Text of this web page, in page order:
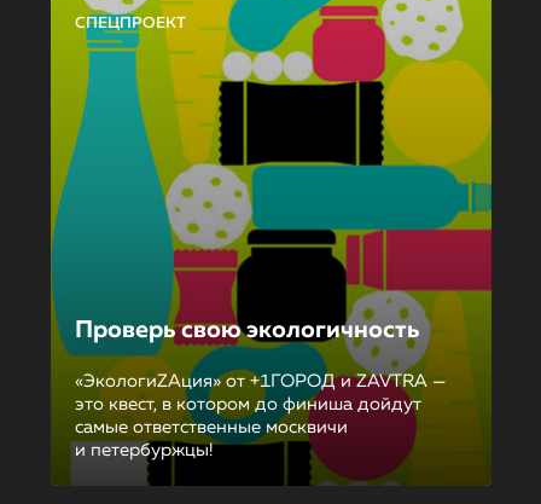
СПЕЦПРОЕКТ
Проверь свою экологичность
«ЭкологиZAция» от +1ГОРОД и ZAVTRA —
это квест, в котором до финиша дойдут
самые ответственные москвичи
и петербуржцы!